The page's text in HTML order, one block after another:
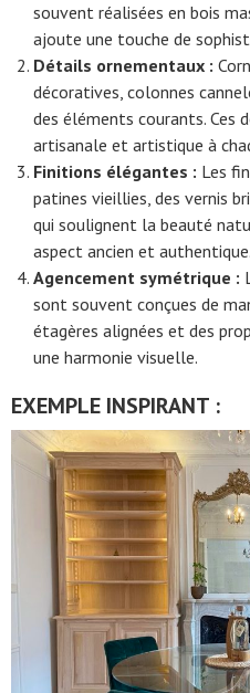
souvent réalisées en bois
ajoute une touche de
Détails ornementaux :
décoratives, colonnes
des éléments courants. Ces
artisanale et artistique à
Finitions élégantes : Les
patines vieillies, des vernis
qui soulignent la beauté
aspect ancien et authentique.
Agencement symétrique :
sont souvent conçues de
étagères alignées et des
une harmonie visuelle.
EXEMPLE INSPIRANT :